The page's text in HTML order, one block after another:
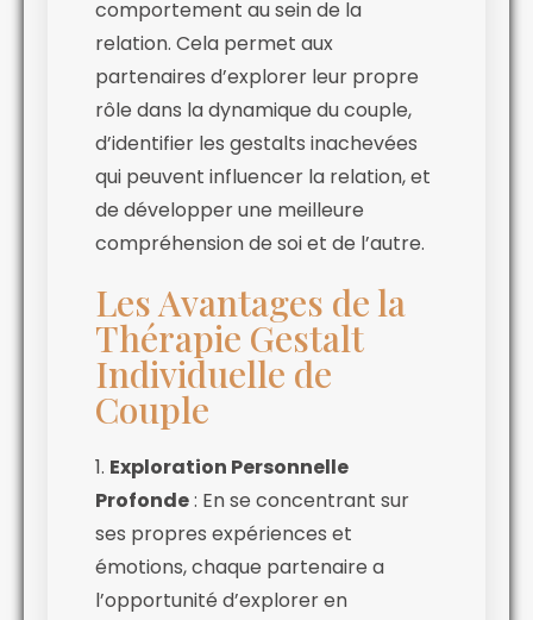
comportement au sein de la
relation. Cela permet aux
partenaires d’explorer leur propre
rôle dans la dynamique du couple,
d’identifier les gestalts inachevées
qui peuvent influencer la relation, et
de développer une meilleure
compréhension de soi et de l’autre.
Les Avantages de la
Thérapie Gestalt
Individuelle de
Couple
1. Exploration Personnelle
Profonde: En se concentrant sur
ses propres expériences et
émotions, chaque partenaire a
l’opportunité d’explorer en